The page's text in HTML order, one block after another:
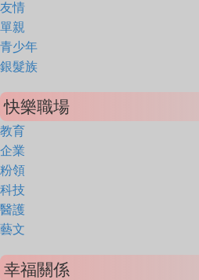
友情
單親
青少年
銀髮族
快樂職場
教育
企業
粉領
科技
醫護
藝文
幸福關係